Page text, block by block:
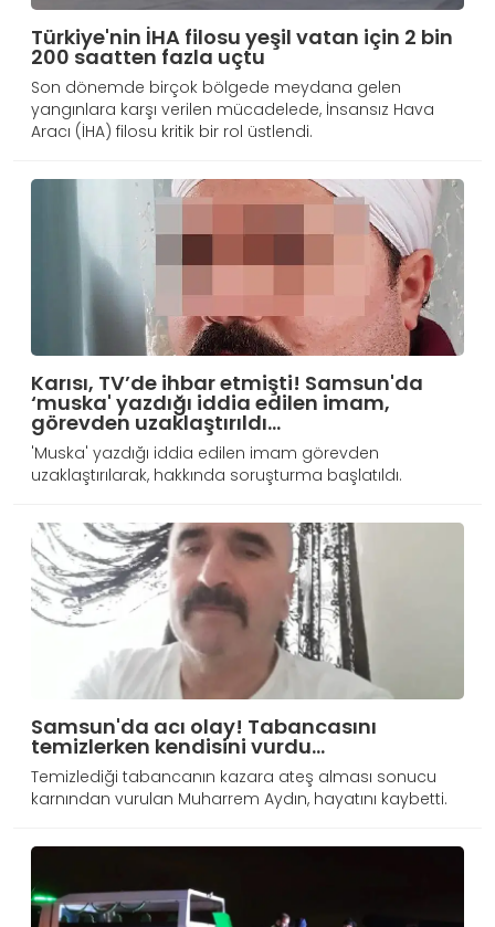
Türkiye'nin İHA filosu yeşil vatan için 2 bin
200 saatten fazla uçtu
Son dönemde birçok bölgede meydana gelen
yangınlara karşı verilen mücadelede, İnsansız Hava
Aracı (İHA) filosu kritik bir rol üstlendi.
Karısı, TV’de ihbar etmişti! Samsun'da
‘muska' yazdığı iddia edilen imam,
görevden uzaklaştırıldı…
'Muska' yazdığı iddia edilen imam görevden
uzaklaştırılarak, hakkında soruşturma başlatıldı.
Samsun'da acı olay! Tabancasını
temizlerken kendisini vurdu...
Temizlediği tabancanın kazara ateş alması sonucu
karnından vurulan Muharrem Aydın, hayatını kaybetti.